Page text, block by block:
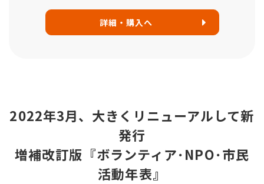
詳細・購入へ
2022年3月、大きくリニューアルして新
発行
増補改訂版『ボランティア･NPO･市民
活動年表』